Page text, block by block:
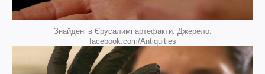
Знайдені в Єрусалимі артефакти. Джерело:
facebook.com/Antiquities